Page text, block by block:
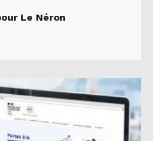
Le Néron